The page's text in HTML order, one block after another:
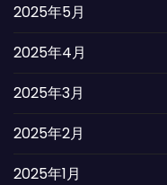
2025年5月
2025年4月
2025年3月
2025年2月
2025年1月